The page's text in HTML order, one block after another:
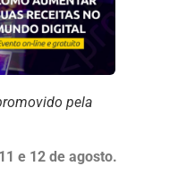
pela
e 12 de agosto.